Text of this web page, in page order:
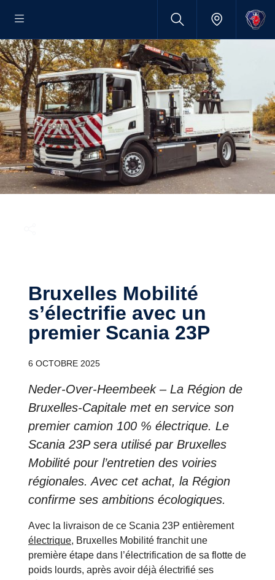
Bruxelles Mobilité
s’électrifie avec un
premier Scania 23P
6 OCTOBRE 2025
Neder-Over-Heembeek – La Région de
Bruxelles-Capitale met en service son
premier camion 100 % électrique. Le
Scania 23P sera utilisé par Bruxelles
Mobilité pour l’entretien des voiries
régionales. Avec cet achat, la Région
confirme ses ambitions écologiques.
Avec la livraison de ce Scania 23P entièrement
électrique, Bruxelles Mobilité franchit une
première étape dans l’électrification de sa flotte de
poids lourds, après avoir déjà électrifié ses